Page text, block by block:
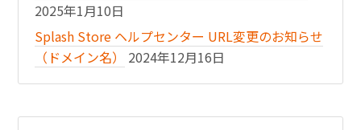
2025年1月10日
Splash Store ヘルプセンター URL変更のお知らせ
（ドメイン名）
2024年12月16日